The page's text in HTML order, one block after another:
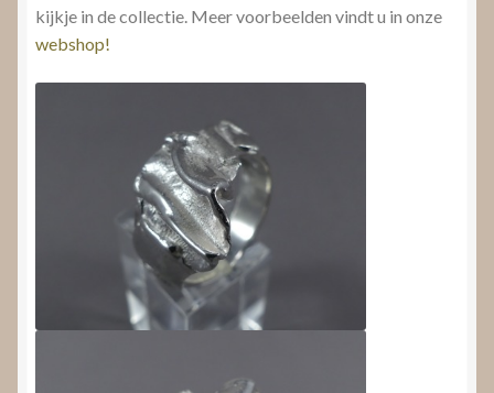
kijkje in de collectie. Meer voorbeelden vindt u in onze
webshop!